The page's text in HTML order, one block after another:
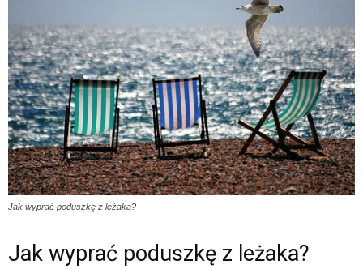
Jak wyprać poduszkę z leżaka?
Jak wyprać poduszkę z leżaka?